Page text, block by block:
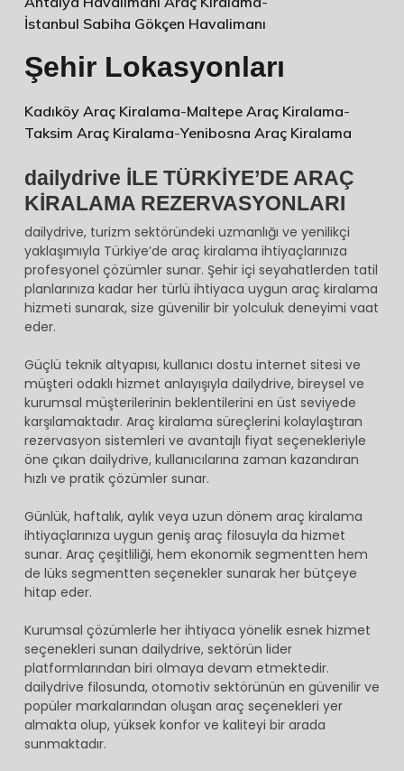
İstanbul Sabiha Gökçen Havalimanı
Şehir Lokasyonları
Kadıköy Araç Kiralama-Maltepe Araç Kiralama-
Taksim Araç Kiralama-Yenibosna Araç Kiralama
dailydrive İLE TÜRKİYE’DE ARAÇ
KİRALAMA REZERVASYONLARI
dailydrive, turizm sektöründeki uzmanlığı ve yenilikçi
yaklaşımıyla Türkiye’de araç kiralama ihtiyaçlarınıza
profesyonel çözümler sunar. Şehir içi seyahatlerden tatil
planlarınıza kadar her türlü ihtiyaca uygun araç kiralama
hizmeti sunarak, size güvenilir bir yolculuk deneyimi vaat
eder.
Güçlü teknik altyapısı, kullanıcı dostu internet sitesi ve
müşteri odaklı hizmet anlayışıyla dailydrive, bireysel ve
kurumsal müşterilerinin beklentilerini en üst seviyede
karşılamaktadır. Araç kiralama süreçlerini kolaylaştıran
rezervasyon sistemleri ve avantajlı fiyat seçenekleriyle
öne çıkan dailydrive, kullanıcılarına zaman kazandıran
hızlı ve pratik çözümler sunar.
Günlük, haftalık, aylık veya uzun dönem araç kiralama
ihtiyaçlarınıza uygun geniş araç filosuyla da hizmet
sunar. Araç çeşitliliği, hem ekonomik segmentten hem
de lüks segmentten seçenekler sunarak her bütçeye
hitap eder.
Kurumsal çözümlerle her ihtiyaca yönelik esnek hizmet
seçenekleri sunan dailydrive, sektörün lider
platformlarından biri olmaya devam etmektedir.
dailydrive filosunda, otomotiv sektörünün en güvenilir ve
popüler markalarından oluşan araç seçenekleri yer
almakta olup, yüksek konfor ve kaliteyi bir arada
sunmaktadır.